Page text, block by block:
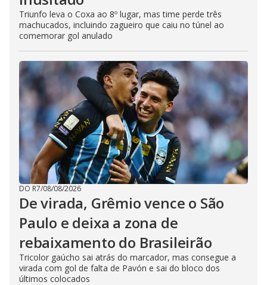
Triunfo leva o Coxa ao 8º lugar, mas time perde três
machucados, incluindo zagueiro que caiu no túnel ao
comemorar gol anulado
DO R7/08/08/2026
De virada, Grêmio vence o São
Paulo e deixa a zona de
rebaixamento do Brasileirão
Tricolor gaúcho sai atrás do marcador, mas consegue a
virada com gol de falta de Pavón e sai do bloco dos
últimos colocados